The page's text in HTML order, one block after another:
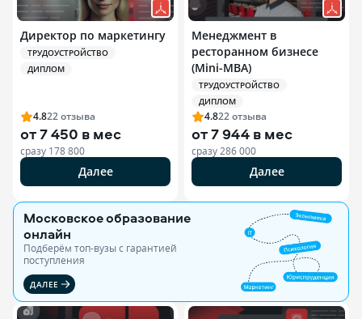
Директор по маркетингу
ТРУДОУСТРОЙСТВО
ДИПЛОМ
4.822отзыва
от7 450 в мес
сразу 178 800
Далее
Менеджмент в
ресторанном бизнесе
(Mini-MBA)
ТРУДОУСТРОЙСТВО
ДИПЛОМ
4.822отзыва
от7 944 в мес
сразу 286 000
Далее
Московское образование
онлайн
Подберём топ-вузы c гарантией
поступления
ДАЛЕЕ